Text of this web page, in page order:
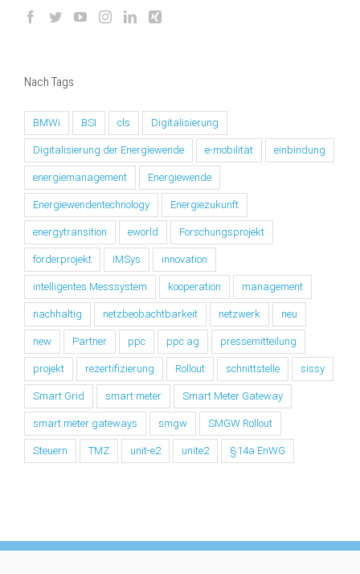
Nach Tags
BMWi BSI cls Digitalisierung
Digitalisierung der Energiewende e-mobilität einbindung
energiemanagement Energiewende
Energiewendentechnology Energiezukunft
energytransition eworld Forschungsprojekt
förderprojekt iMSys innovation
intelligentes Messsystem kooperation management
nachhaltig netzbeobachtbarkeit netzwerk neu
new Partner ppc ppc ag pressemitteilung
projekt rezertifizierung Rollout schnittstelle sissy
Smart Grid smart meter Smart Meter Gateway
smart meter gateways smgw SMGW Rollout
Steuern TMZ unit-e2 unite2 §14a EnWG